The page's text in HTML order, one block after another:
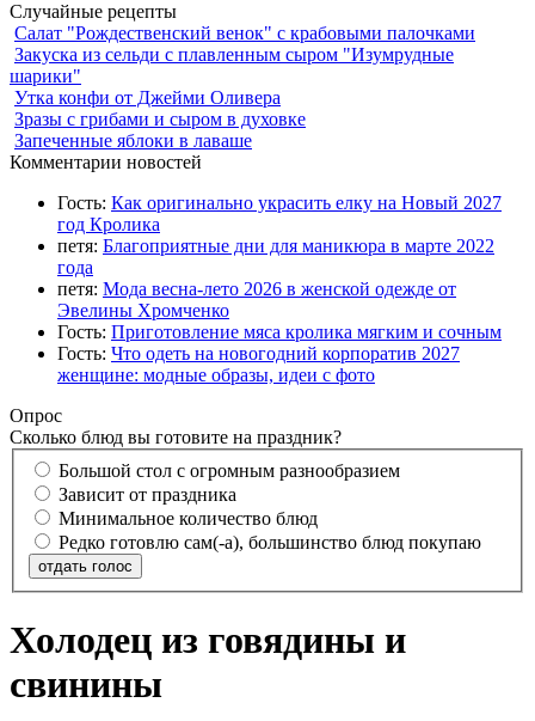
Случайные рецепты
Салат "Рождественский венок" с крабовыми палочками
Закуска из сельди с плавленным сыром "Изумрудные
шарики"
Утка конфи от Джейми Оливера
Зразы с грибами и сыром в духовке
Запеченные яблоки в лаваше
Комментарии новостей
Гость: Как оригинально украсить елку на Новый 2027
год Кролика
петя: Благоприятные дни для маникюра в марте 2022
года
петя: Мода весна-лето 2026 в женской одежде от
Эвелины Хромченко
Гость: Приготовление мяса кролика мягким и сочным
Гость: Что одеть на новогодний корпоратив 2027
женщине: модные образы, идеи с фото
Опрос
Сколько блюд вы готовите на праздник?
Большой стол с огромным разнообразием
Зависит от праздника
Минимальное количество блюд
Редко готовлю сам(-а), большинство блюд покупаю
отдать голос
Холодец из говядины и
свинины